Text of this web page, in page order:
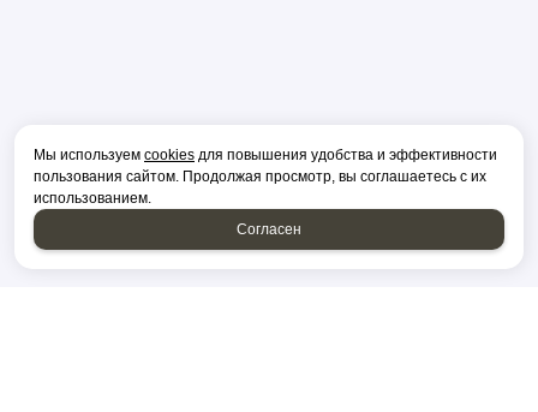
Мы используем cookies для повышения удобства и эффективности
пользования сайтом. Продолжая просмотр, вы соглашаетесь с их
использованием.
Согласен